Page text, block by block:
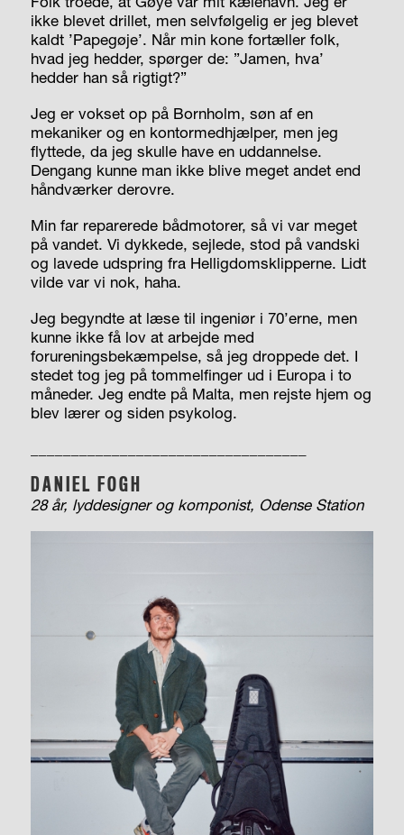
ikke blevet drillet, men selvfølgelig er jeg blevet
kaldt ’Papegøje’. Når min kone fortæller folk,
hvad jeg hedder, spørger de: ”Jamen, hva’
hedder han så rigtigt?”
Jeg er vokset op på Bornholm, søn af en
mekaniker og en kontormedhjælper, men jeg
flyttede, da jeg skulle have en uddannelse.
Dengang kunne man ikke blive meget andet end
håndværker derovre.
Min far reparerede bådmotorer, så vi var meget
på vandet. Vi dykkede, sejlede, stod på vandski
og lavede udspring fra Helligdomsklipperne. Lidt
vilde var vi nok, haha.
Jeg begyndte at læse til ingeniør i 70’erne, men
kunne ikke få lov at arbejde med
forureningsbekæmpelse, så jeg droppede det. I
stedet tog jeg på tommelfinger ud i Europa i to
måneder. Jeg endte på Malta, men rejste hjem og
blev lærer og siden psykolog.
DANIEL FOGH
28 år, lyddesigner og komponist, Odense Station